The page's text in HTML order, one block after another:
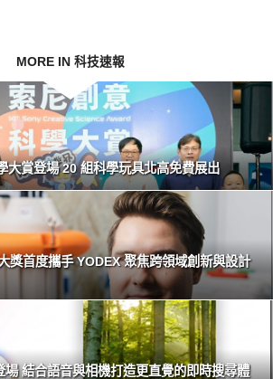
MORE IN 科技速報
大賞登場 20 組科學玩具北高免費展出
獎首度攜手 YODEX 聚焦跨領域創新與設計
結合語音與相機打造更直覺的即時搜尋體